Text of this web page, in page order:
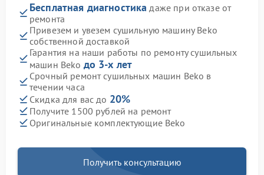
Бесплатная диагностика даже при отказе от
ремонта
Привезем и увезем сушильную машину Beko
собственной доставкой
Гарантия на наши работы по ремонту сушильных
машин Beko до 3-х лет
Срочный ремонт сушильных машин Beko в
течении часа
Скидка для вас до 20%
Получите 1500 рублей на ремонт
Оригинальные комплектующие Beko
Получить консультацию